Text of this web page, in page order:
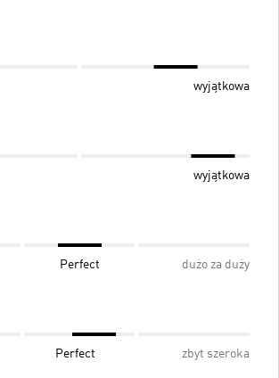
wyjątkowa
wyjątkowa
Perfect dużo za duży
Perfect zbyt szeroka